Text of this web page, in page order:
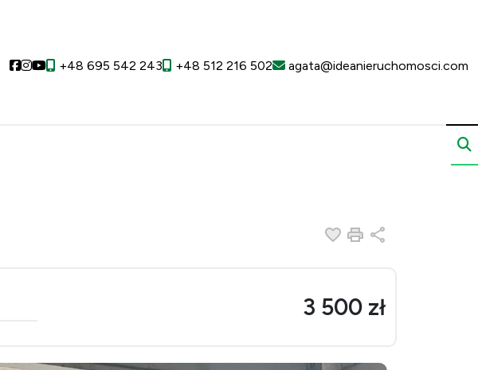
Social link
Social link
Social link
+48 695 542 243 +48 512 216 502 agata@ideanieruchomosci.com
Dodaj do ulubionych
Drukuj
3 500 zł